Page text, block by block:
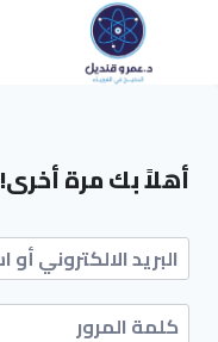
أهلاً بك مرة أخرى!